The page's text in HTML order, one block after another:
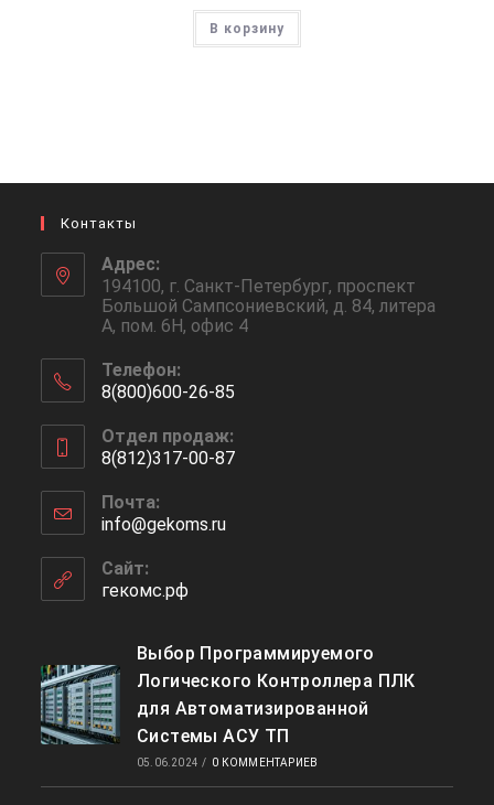
В корзину
Контакты
Адрес:
194100, г. Санкт-Петербург, проспект
Большой Сампсониевский, д. 84, литера
А, пом. 6Н, офис 4
Телефон:
8(800)600-26-85
в
вашем
приложении
Отдел продаж:
8(812)317-00-87
в
вашем
приложении
Почта:
info@gekoms.ruОткроется
Сайт:
гекомс.рф
Выбор Программируемого
Логического Контроллера ПЛК
для Автоматизированной
Системы АСУ ТП
05.06.2024 / 0 КОММЕНТАРИЕВ